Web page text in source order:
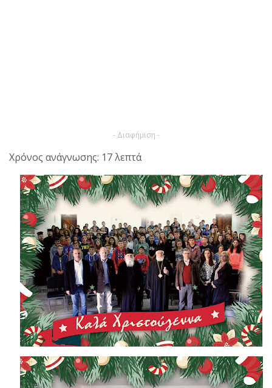
- Διαφήμιση -
Χρόνος ανάγνωσης: 17 λεπτά